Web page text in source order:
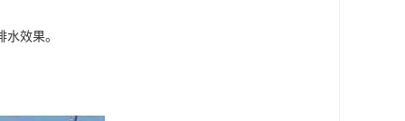
效果。